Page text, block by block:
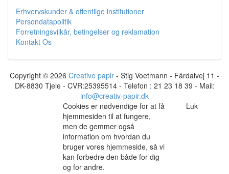
Erhvervskunder & offentlige institutioner
Persondatapolitik
Forretningsvilkår, betingelser og reklamation
Kontakt Os
Copyright © 2026 Creative papir - Stig Voetmann - Fårdalvej 11 -
DK-8830 Tjele - CVR:25395514 - Telefon : 21 23 18 39 - Mail:
info@creativ-papir.dk
Cookies er nødvendige for at få
hjemmesiden til at fungere,
men de gemmer også
information om hvordan du
bruger vores hjemmeside, så vi
kan forbedre den både for dig
og for andre.
Luk